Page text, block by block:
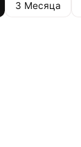
3 Месяца